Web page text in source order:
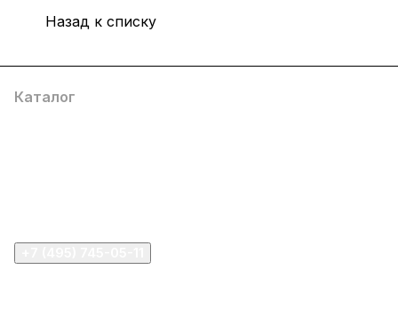
Назад к списку
Каталог